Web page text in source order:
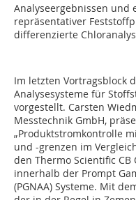
Analyseergebnissen und
repräsentativer
differenzierte
Im letzten Vortragsblock
Analysesysteme für
vorgestellt. ­Carsten
Messtechnik GmbH,
„Produktstromkontrolle
und -grenzen im
den Thermo Scientific
innerhalb der Prompt
(PGNAA) Systeme. Mit